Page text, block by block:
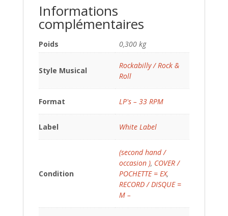
Informations
complémentaires
Poids 0,300 kg
Style Musical
Rockabilly / Rock &
Roll
Format LP's – 33 RPM
Label White Label
Condition
(second hand /
occasion ), COVER /
POCHETTE = EX,
RECORD / DISQUE =
M –